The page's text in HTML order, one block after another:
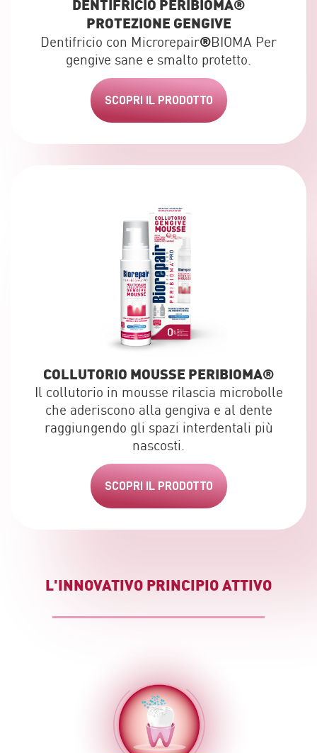
PROTEZIONE GENGIVE
Dentifricio con Microrepair®BIOMA Per
gengive sane e smalto protetto.
SCOPRI IL PRODOTTO
COLLUTORIO MOUSSE PERIBIOMA®
Il collutorio in mousse rilascia microbolle
che aderiscono alla gengiva e al dente
raggiungendo gli spazi interdentali più
nascosti.
SCOPRI IL PRODOTTO
L'INNOVATIVO PRINCIPIO ATTIVO